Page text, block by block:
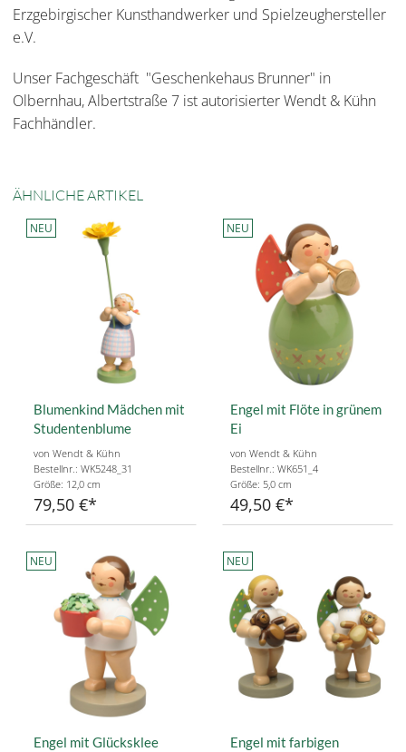
Erzgebirgischer Kunsthandwerker und Spielzeughersteller
e.V.
Unser Fachgeschäft "Geschenkehaus Brunner" in
Olbernhau, Albertstraße 7 ist autorisierter Wendt & Kühn
Fachhändler.
ÄHNLICHE ARTIKEL
NEU
Blumenkind Mädchen mit
Studentenblume
von Wendt & Kühn
Bestellnr.: WK5248_31
Größe: 12,0 cm
79,50 €
NEU
Engel mit Flöte in grünem
Ei
von Wendt & Kühn
Bestellnr.: WK651_4
Größe: 5,0 cm
49,50 €
NEU
Engel mit Glücksklee
NEU
Engel mit farbigen